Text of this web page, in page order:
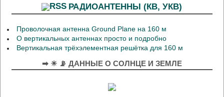
РАДИОАНТЕННЫ (КВ, УКВ)
Проволочная антенна Ground Plane на 160 м
О вертикальных антеннах просто и подробно
Вертикальная трёхэлементная решётка для 160 м
➡ ☀ 📡 ДАННЫЕ О СОЛНЦЕ И ЗЕМЛЕ